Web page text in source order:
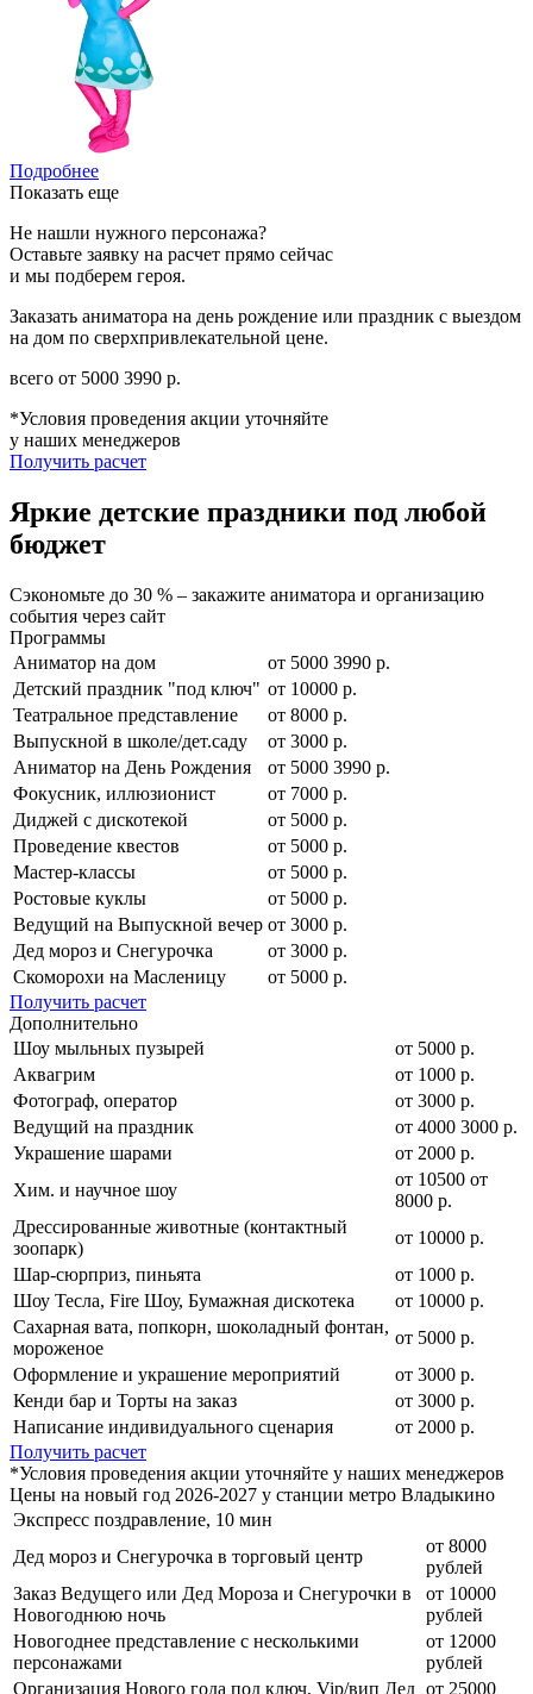
Подробнее
Показать еще
Не нашли нужного персонажа?
Оставьте заявку на расчет прямо сейчас
и мы подберем героя.
Заказать аниматора на день рождение или праздник с выездом
на дом по сверхпривлекательной цене.
всего от 5000 3990 р.
*Условия проведения акции уточняйте
у наших менеджеров
Получить расчет
Яркие детские праздники под любой
бюджет
Сэкономьте до 30 % – закажите аниматора и организацию
события через сайт
Программы
Аниматор на дом
от 5000 3990 р.
Детский праздник "под ключ" от 10000 р.
Театральное представление
от 8000 р.
Выпускной в школе/дет.саду
от 3000 р.
Аниматор на День Рождения
от 5000 3990 р.
Фокусник, иллюзионист
от 7000 р.
Диджей с дискотекой
от 5000 р.
Проведение квестов
от 5000 р.
Мастер-классы
от 5000 р.
Ростовые куклы
от 5000 р.
Ведущий на Выпускной вечер от 3000 р.
Дед мороз и Снегурочка
от 3000 р.
Скоморохи на Масленицу
от 5000 р.
Получить расчет
Дополнительно
Шоу мыльных пузырей
от 5000 р.
Аквагрим
от 1000 р.
Фотограф, оператор
от 3000 р.
Ведущий на праздник
от 4000 3000 р.
Украшение шарами
от 2000 р.
Хим. и научное шоу
от 10500 от
8000 р.
Дрессированные животные (контактный
зоопарк)
от 10000 р.
Шар-сюрприз, пиньята
от 1000 р.
Шоу Тесла, Fire Шоу, Бумажная дискотека
от 10000 р.
Сахарная вата, попкорн, шоколадный фонтан,
мороженое
от 5000 р.
Оформление и украшение мероприятий
от 3000 р.
Кенди бар и Торты на заказ
от 3000 р.
Написание индивидуального сценария
от 2000 р.
Получить расчет
*Условия проведения акции уточняйте у наших менеджеров
Цены на новый год 2026-2027 у станции метро Владыкино
Экспресс поздравление, 10 мин
Дед мороз и Снегурочка в торговый центр
от 8000
рублей
Заказ Ведущего или Дед Мороза и Снегурочки в
Новогоднюю ночь
от 10000
рублей
Новогоднее представление с несколькими
персонажами
от 12000
рублей
Организация Нового года под ключ, Vip/вип Дед от 25000